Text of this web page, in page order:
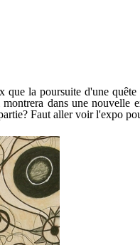
la poursuite d'une
dans une nouvelle
Faut aller voir l'expo